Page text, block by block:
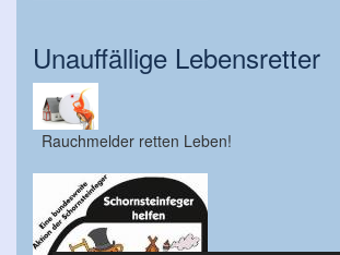
Unauffällige Lebensretter
Rauchmelder retten Leben!